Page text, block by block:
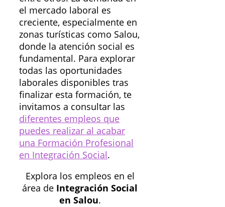
el mercado laboral es
creciente, especialmente en
zonas turísticas como Salou,
donde la atención social es
fundamental. Para explorar
todas las oportunidades
laborales disponibles tras
finalizar esta formación, te
invitamos a consultar las
diferentes empleos que
puedes realizar al acabar
una Formación Profesional
en Integración Social.
Explora los empleos en el
área de Integración Social
en Salou.